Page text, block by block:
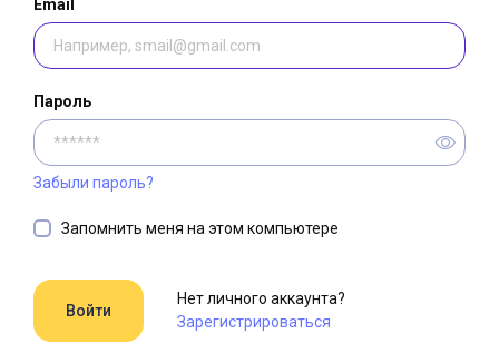
Email
Пароль
Забыли пароль?
Запомнить меня на этом компьютере
Нет личного аккаунта?
Зарегистрироваться